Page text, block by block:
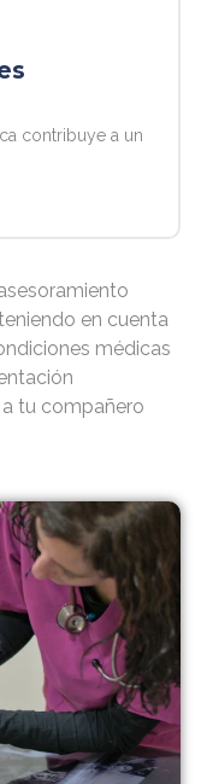
contribuye a un
en cuenta
médicas
tu compañero